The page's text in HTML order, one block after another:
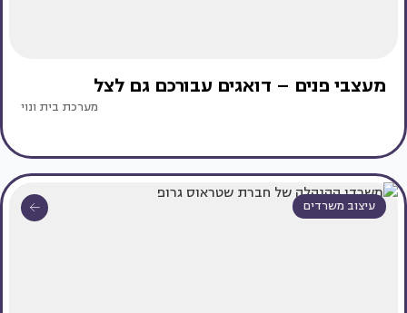
מעצבי פנים – דואגים עבורכם גם לצל
מערכת בית ונוי
עיצוב משרדים